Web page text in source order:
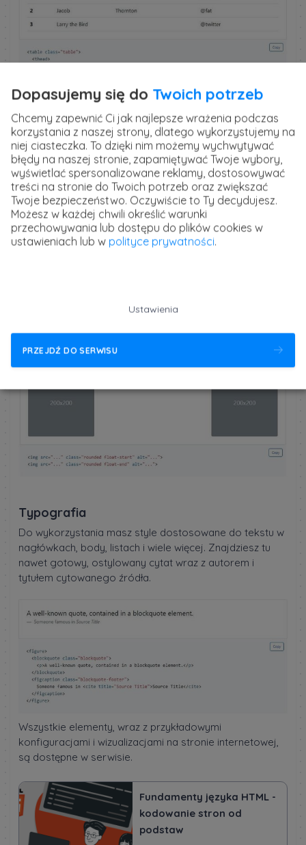
Responsywne i w wielu konfiguracjach. Na przykład
Typografia
Do wykorzystania masz style dostosowane do tekstu w
nagłówkach, body, listach i wiele więcej. Znajdziesz tu
nawet gotowy, ostylowany cytat wraz z autorem i
tytułem cytowanego źródła.
Wszystkie elementy, wraz z przykładowymi
konfiguracjami i wizualizacjami na stronie internetowej,
są dostępne w serwisie.
Fundamenty języka HTML -
kodowanie stron od
podstaw
Dopasujemy się do Twoich potrzeb
Chcemy zapewnić Ci jak najlepsze wrażenia podczas
korzystania z naszej strony, dlatego wykorzystujemy na
niej ciasteczka. To dzięki nim możemy wychwytywać
błędy na naszej stronie, zapamiętywać Twoje wybory,
wyświetlać spersonalizowane reklamy, dostosowywać
treści na stronie do Twoich potrzeb oraz zwiększać
Twoje bezpieczeństwo. Oczywiście to Ty decydujesz.
Możesz w każdej chwili określić warunki
przechowywania lub dostępu do plików cookies w
ustawieniach lub w polityce prywatności.
Ustawienia
PRZEJDŹ DO SERWISU